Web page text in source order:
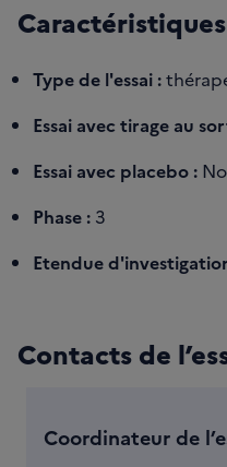
Type de l'essai :
Essai avec tirage au
Essai avec placebo :
Phase : 3
Etendue
Contacts de
Coordinateur de